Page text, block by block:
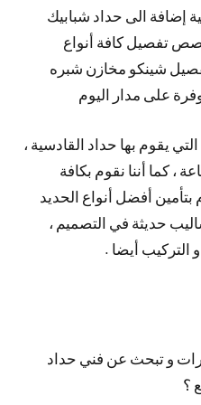
إضافة الى حداد شبابيك
تفصيل كافة أنواع
شينكو مخازن شبره
على مدار اليوم
يقوم بها حداد القادسية ،
متوفرة على مدار 24 ساعة ، كما أننا نقوم بكافة
بتأمين أفضل أنواع الحديد
حديثة في التصميم ،
التركيب أيضا .
و تبحث عن فني حداد
؟